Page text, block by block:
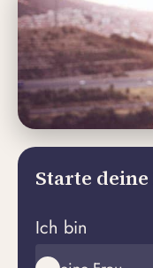
Starte
Ich bin